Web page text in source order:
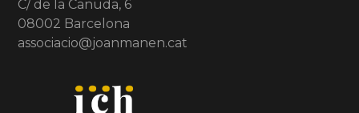
C/ de la Canuda, 6
08002 Barcelona
associacio@joanmanen.cat